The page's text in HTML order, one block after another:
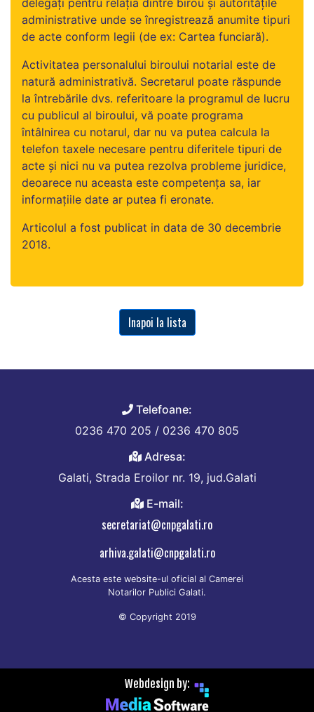
delegaţi pentru relaţia dintre birou şi autorităţile
administrative unde se înregistrează anumite tipuri
de acte conform legii (de ex: Cartea funciară).
Activitatea personalului biroului notarial este de
natură administrativă. Secretarul poate răspunde
la întrebările dvs. referitoare la programul de lucru
cu publicul al biroului, vă poate programa
întâlnirea cu notarul, dar nu va putea calcula la
telefon taxele necesare pentru diferitele tipuri de
acte şi nici nu va putea rezolva probleme juridice,
deoarece nu aceasta este competenţa sa, iar
informaţiile date ar putea fi eronate.
Articolul a fost publicat in data de 30 decembrie
2018.
Inapoi la lista
Telefoane:
0236 470 205 / 0236 470 805
Adresa:
Galati, Strada Eroilor nr. 19, jud.Galati
E-mail:
secretariat@cnpgalati.ro
arhiva.galati@cnpgalati.ro
Acesta este website-ul oficial al Camerei
Notarilor Publici Galati.
© Copyright 2019
Webdesign by: